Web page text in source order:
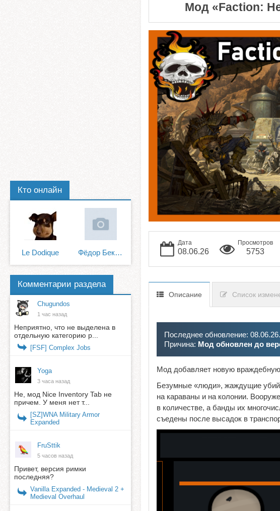
Мод «Faction:
Дата
08.06.26
Просмотров
5753
Описание Список
Последнее обновление: 08.06.26.
Причина: Мод обновлен до
Мод добавляет новую
Безумные «люди», жаждущие
на караваны и на колонии.
в количестве, а банды их
съедены после высадок в
Кто онлайн
Le Dodique Фёдор Бекетов
Комментарии раздела
Chugundos
1 час назад
Неприятно, что не выделена в
отдельную категорию р...
[FSF] Complex Jobs
Yoga
3 часа назад
Не, мод Nice Inventory Tab не
причем. У меня нет т...
[SZ]WNA Military Armor
Expanded
FruSttik
5 часов назад
Привет, версия римки
последняя?
Vanilla Expanded - Medieval 2 +
Medieval Overhaul